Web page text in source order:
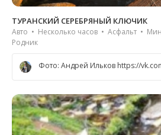
ТУРАНСКИЙ СЕРЕБРЯНЫЙ КЛЮЧИК
Авто • Несколько часов • Асфальт •
Родник
Фото: Андрей Ильков https://